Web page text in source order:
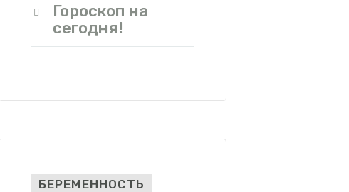
Гороскоп на
сегодня!
БЕРЕМЕННОСТЬ